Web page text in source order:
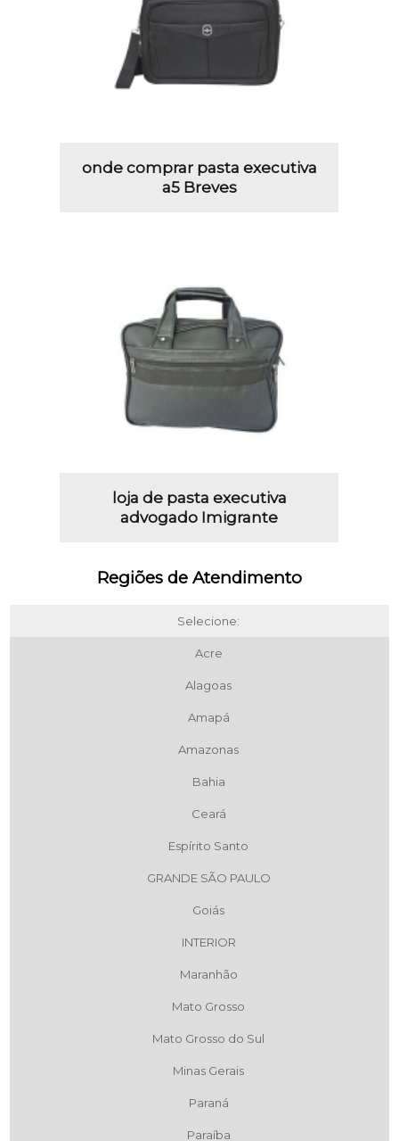
onde comprar pasta executiva
a5 Breves
loja de pasta executiva
advogado Imigrante
Regiões de Atendimento
Selecione:
Acre
Alagoas
Amapá
Amazonas
Bahia
Ceará
Espírito Santo
GRANDE SÃO PAULO
Goiás
INTERIOR
Maranhão
Mato Grosso
Mato Grosso do Sul
Minas Gerais
Paraná
Paraíba